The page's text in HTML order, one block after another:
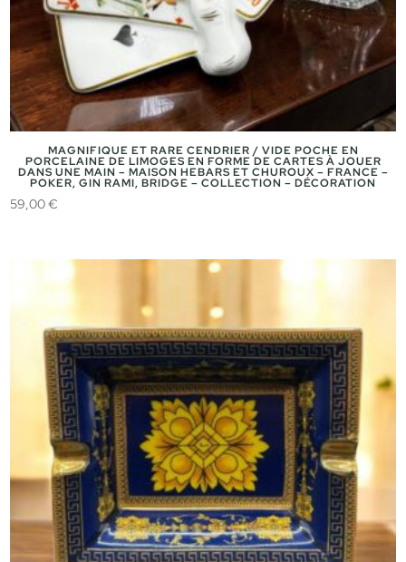
MAGNIFIQUE ET RARE CENDRIER / VIDE POCHE EN
PORCELAINE DE LIMOGES EN FORME DE CARTES À JOUER
DANS UNE MAIN – MAISON HEBARS ET CHUROUX – FRANCE –
POKER, GIN RAMI, BRIDGE – COLLECTION – DÉCORATION
59,00€